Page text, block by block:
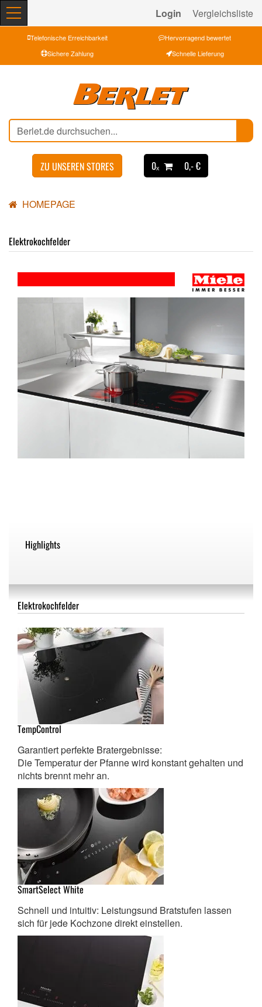
Login Vergleichsliste
Telefonische Erreichbarkeit
Hervorragend bewertet
Sichere Zahlung
Schnelle Lieferung
ZU UNSEREN STORES 0ₓ 0,- €
HOMEPAGE
Elektrokochfelder
Highlights
Elektrokochfelder
TempControl
Garantiert perfekte Bratergebnisse:
Die Temperatur der Pfanne wird konstant gehalten und
nichts brennt mehr an.
SmartSelect White
Schnell und intuitiv: Leistungsund Bratstufen lassen
sich für jede Kochzone direkt einstellen.